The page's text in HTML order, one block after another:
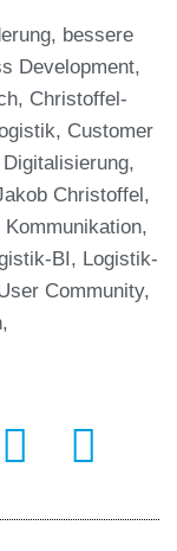
, bessere
Development,
, Christoffel-
, Customer
Digitalisierung,
Christoffel ,
Kommunikation,
BI , Logistik-
Community,
,